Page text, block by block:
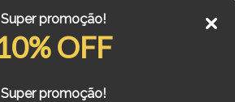
Super promoção!
OFF
Super promoção!